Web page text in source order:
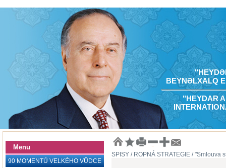
BEYNƏLXALQ
"HEYDAR
Menu
90 MOMENTŮ VELKÉHO VŮDCE
SPISY / ROPNÁ STRATEGIE / "Smlouva